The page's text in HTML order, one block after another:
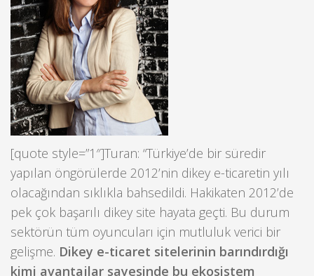
[quote style=”1″]Turan: “Türkiye’de bir süredir
yapılan öngörülerde 2012’nin dikey e-ticaretin yılı
olacağından sıklıkla bahsedildi. Hakikaten 2012’de
pek çok başarılı dikey site hayata geçti. Bu durum
sektörün tüm oyuncuları için mutluluk verici bir
gelişme. Dikey e-ticaret sitelerinin barındırdığı
kimi avantajlar sayesinde bu ekosistem